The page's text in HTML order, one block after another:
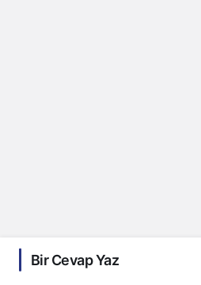
Bir Cevap Yaz